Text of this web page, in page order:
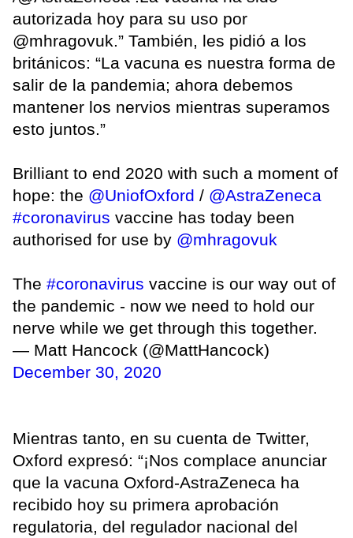
autorizada hoy para su uso por
@mhragovuk.” También, les pidió a los
británicos: “La vacuna es nuestra forma de
salir de la pandemia; ahora debemos
mantener los nervios mientras superamos
esto juntos.”
Brilliant to end 2020 with such a moment of
hope: the @UniofOxford / @AstraZeneca
#coronavirus vaccine has today been
authorised for use by @mhragovuk
The #coronavirus vaccine is our way out of
the pandemic - now we need to hold our
nerve while we get through this together.
— Matt Hancock (@MattHancock)
December 30, 2020
Mientras tanto, en su cuenta de Twitter,
Oxford expresó: “¡Nos complace anunciar
que la vacuna Oxford-AstraZeneca ha
recibido hoy su primera aprobación
regulatoria, del regulador nacional del